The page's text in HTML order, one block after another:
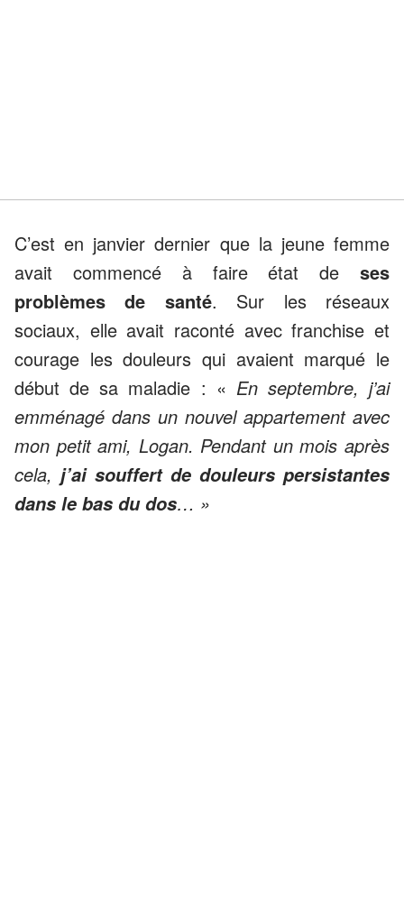
C’est en janvier dernier que la jeune femme
avait commencé à faire état de ses
problèmes de santé. Sur les réseaux
sociaux, elle avait raconté avec franchise et
courage les douleurs qui avaient marqué le
début de sa maladie : « En septembre, j’ai
emménagé dans un nouvel appartement avec
mon petit ami, Logan. Pendant un mois après
cela, j’ai souffert de douleurs persistantes
dans le bas du dos… »